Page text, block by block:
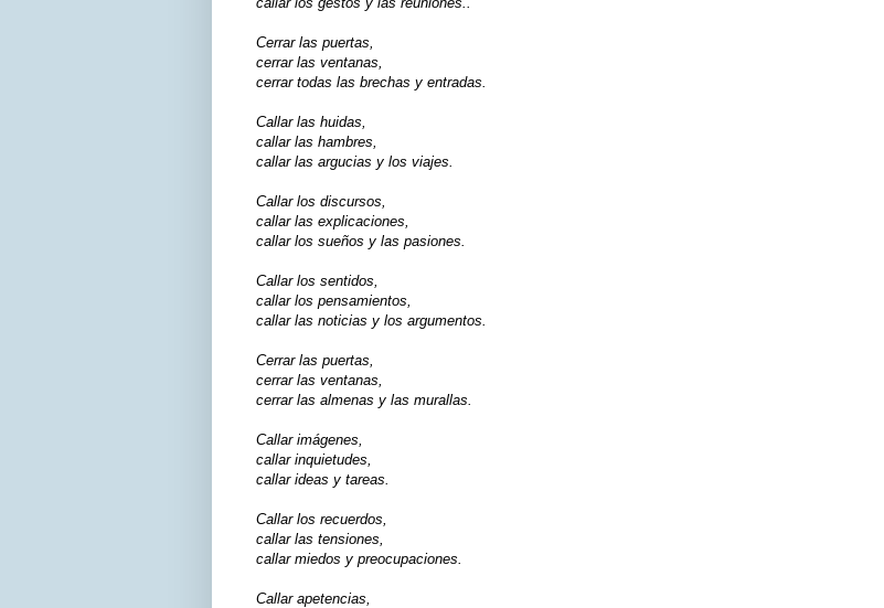
Cerrar las puertas,
cerrar las ventanas,
cerrar todas las brechas y entradas.
Callar las huidas,
callar las hambres,
callar las argucias y los viajes.
Callar los discursos,
callar las explicaciones,
callar los sueños y las pasiones.
Callar los sentidos,
callar los pensamientos,
callar las noticias y los argumentos.
Cerrar las puertas,
cerrar las ventanas,
cerrar las almenas y las murallas.
Callar imágenes,
callar inquietudes,
callar ideas y tareas.
Callar los recuerdos,
callar las tensiones,
callar miedos y preocupaciones.
Callar apetencias,